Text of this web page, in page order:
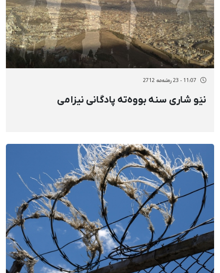
11:07 - 23 رەشەمه 2712
نێو شاری سنە بووەتە پادگانی نیزامی